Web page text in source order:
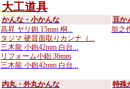
大工道具
かんな・小かんな
高昇 ヤリ鉋 15mm 桐...
タジマ 硬質面取りカンナ（...
三木龍 小鉋42mm 白台...
リフォーム小鉋 36mm
三木龍 小鉋42mm 白台...
豆か
垣之
内丸・外丸かんな
特殊